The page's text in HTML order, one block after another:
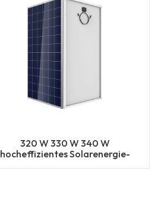
320 W 330 W 340 W
hocheffizientes Solarenergie-